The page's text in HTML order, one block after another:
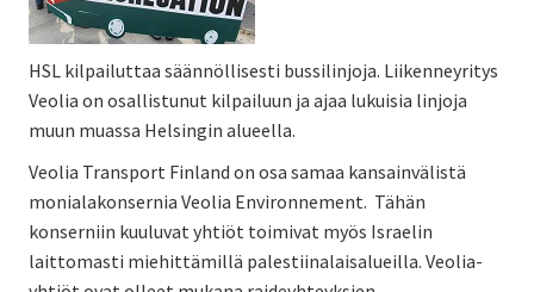
HSL kilpailuttaa säännöllisesti bussilinjoja. Liikenneyritys
Veolia on osallistunut kilpailuun ja ajaa lukuisia linjoja
muun muassa Helsingin alueella.
Veolia Transport Finland on osa samaa kansainvälistä
monialakonsernia Veolia Environnement. Tähän
konserniin kuuluvat yhtiöt toimivat myös Israelin
laittomasti miehittämillä palestiinalaisalueilla. Veolia-